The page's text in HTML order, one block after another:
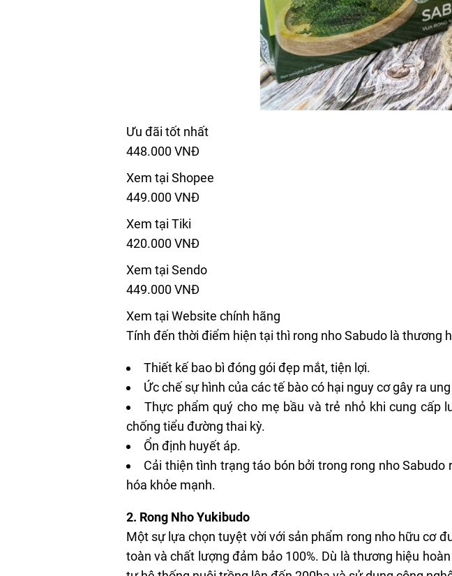
Ưu đãi tốt nhất
448.000 VNĐ
Xem tại Shopee
449.000 VNĐ
Xem tại Tiki
420.000 VNĐ
Xem tại Sendo
449.000 VNĐ
Xem tại Website chính hãng
Tính đến thời điểm hiện tại thì rong nho Sabudo là
Thiết kế bao bì đóng gói đẹp mắt, tiện lợi.
Ức chế sự hình của các tế bào có hại nguy cơ gây ra
Thực phẩm quý cho mẹ bầu và trẻ nhỏ khi cung cấp
chống tiểu đường thai kỳ.
Ổn định huyết áp.
Cải thiện tình trạng táo bón bởi trong rong nho
hóa khỏe mạnh.
2. Rong Nho Yukibudo
Một sự lựa chọn tuyệt vời với sản phẩm rong nho hữu cơ
toàn và chất lượng đảm bảo 100%. Dù là thương hiệu